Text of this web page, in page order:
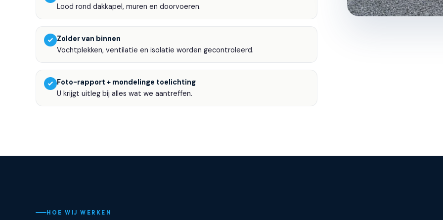
Lood rond dakkapel, muren en doorvoeren.
Zolder van binnen
Vochtplekken, ventilatie en isolatie worden gecontroleerd.
Foto-rapport + mondelinge toelichting
U krijgt uitleg bij alles wat we aantreffen.
HOE WIJ WERKEN